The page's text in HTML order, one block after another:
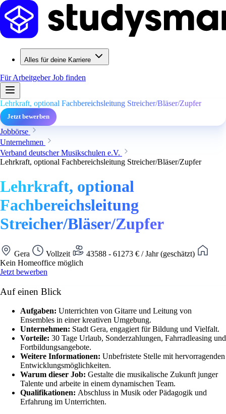
Alles für deine Karriere
Für ArbeitgeberJob finden
Lehrkraft, optional Fachbereichsleitung Streicher/Bläser/Zupfer
Jetzt bewerben
Jobbörse
Unternehmen
Verband deutscher Musikschulen e.V.
Lehrkraft, optional Fachbereichsleitung Streicher/Bläser/Zupfer
Lehrkraft, optional
Fachbereichsleitung
Streicher/Bläser/Zupfer
Gera Vollzeit
43588 - 61273 € / Jahr (geschätzt)
Kein Homeoffice möglich
Jetzt bewerben
Auf einen Blick
Aufgaben: Unterrichten von Gitarre und Leitung von
Ensembles in einer kreativen Umgebung.
Unternehmen: Stadt Gera, engagiert für Bildung und Vielfalt.
Vorteile: 30 Tage Urlaub, Sonderzahlungen, Fahrradleasing und
Fortbildungsangebote.
Weitere Informationen: Unbefristete Stelle mit hervorragenden
Entwicklungsmöglichkeiten.
Warum dieser Job: Gestalte die musikalische Zukunft junger
Talente und arbeite in einem dynamischen Team.
Qualifikationen: Abschluss in Musik oder Pädagogik und
Erfahrung im Unterrichten.